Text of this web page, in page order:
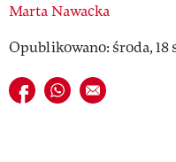
Marta Nawacka
Opublikowano: środa, 18
Udostępnij na facebook
Udostępnij na
E-mail do